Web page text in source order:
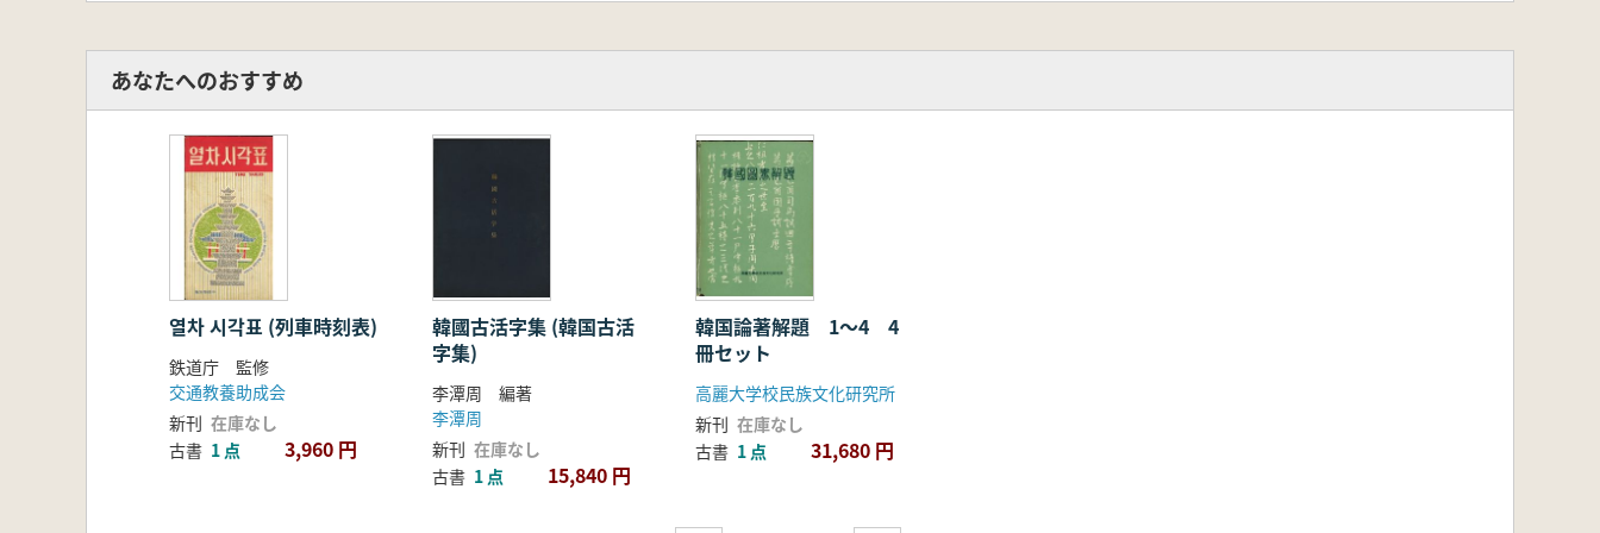
あなたへのおすすめ
열차 시각표 (列車時刻表)
鉄道庁 監修
交通教養助成会
新刊 在庫なし
古書 1 点 3,960 円
韓國古活字集 (韓国古活
字集)
李潭周 編著
李潭周
新刊 在庫なし
古書 1 点 15,840 円
韓国論著解題 1〜4 4
冊セット
高麗大学校民族文化研究所
新刊 在庫なし
古書 1 点 31,680 円